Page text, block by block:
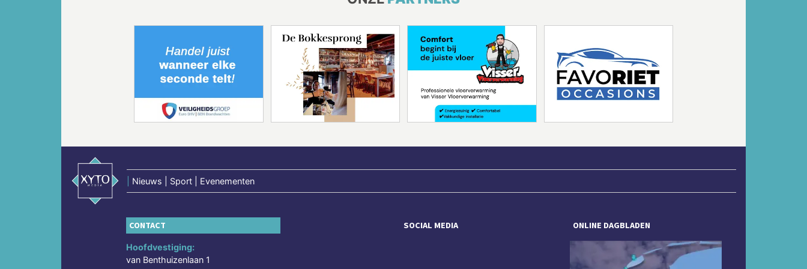
Nieuws | Sport | Evenementen
CONTACT
Hoofdvestiging:
van Benthuizenlaan 1
SOCIAL MEDIA ONLINE DAGBLADEN